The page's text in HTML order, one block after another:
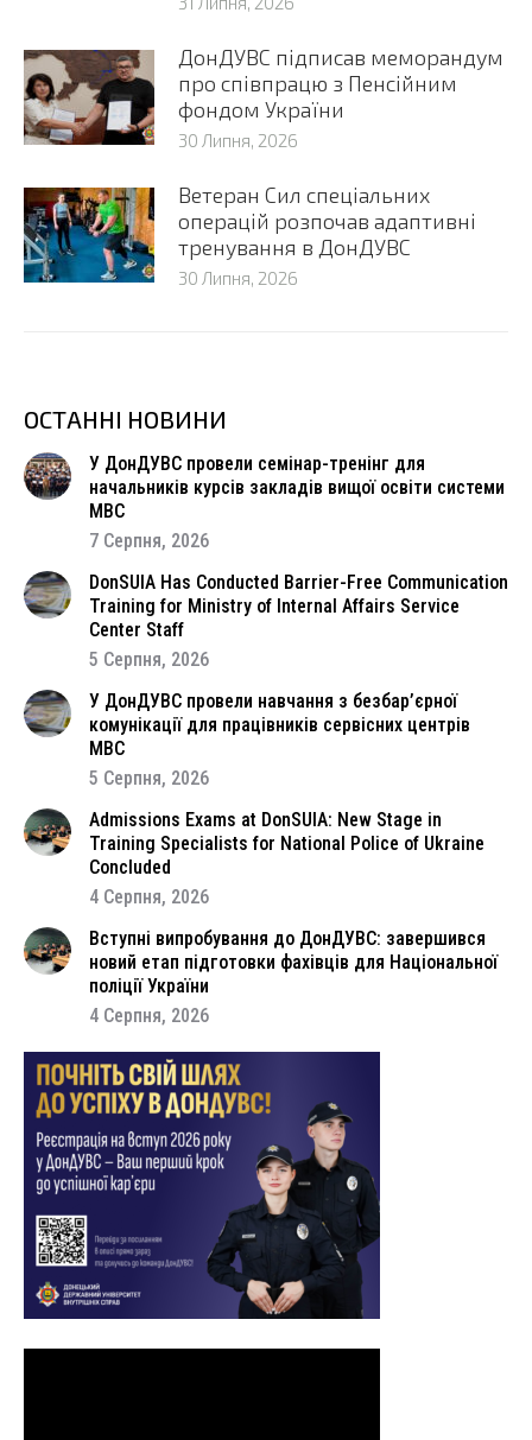
ДонДУВС підписав меморандум
про співпрацю з Пенсійним
фондом України
30 Липня, 2026
Ветеран Сил спеціальних
операцій розпочав адаптивні
тренування в ДонДУВС
30 Липня, 2026
ОСТАННІ НОВИНИ
У ДонДУВС провели семінар-тренінг для
начальників курсів закладів вищої освіти системи
МВС
7 Серпня, 2026
DonSUIA Has Conducted Barrier-Free Communication
Training for Ministry of Internal Affairs Service
Center Staff
5 Серпня, 2026
У ДонДУВС провели навчання з безбар’єрної
комунікації для працівників сервісних центрів
МВС
5 Серпня, 2026
Admissions Exams at DonSUIA: New Stage in
Training Specialists for National Police of Ukraine
Concluded
4 Серпня, 2026
Вступні випробування до ДонДУВС: завершився
новий етап підготовки фахівців для Національної
поліції України
4 Серпня, 2026